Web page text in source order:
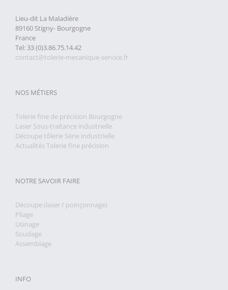
Lieu-dit La Maladière
89160 Stigny- Bourgogne
France
Tel: 33 (0)3.86.75.14.42
contact@tolerie-mecanique-service.fr
NOS MÉTIERS
Tolerie fine de précision Bourgogne
Laser Sous-traitance industrielle
Découpe tôlerie Série industrielle
Actualités Tolerie fine précision
NOTRE SAVOIR FAIRE
Découpe (laser / poinçonnage)
Pliage
Usinage
Soudage
Assemblage
INFO